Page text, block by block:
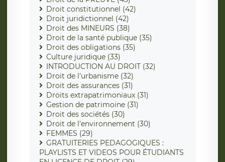
Droit constitutionnel (42)
Droit juridictionnel (42)
Droit des MINEURS (38)
Droit de la santé publique (35)
Droit des obligations (35)
Culture juridique (33)
INTRODUCTION AU DROIT (32)
Droit de l'urbanisme (32)
Droit des assurances (31)
Droits extrapatrimoniaux (31)
Gestion de patrimoine (31)
Droit des sociétés (30)
Droit de l'environnement (30)
FEMMES (29)
GRATUITERIES PEDAGOGIQUES :
PLAYLISTS ET VIDEOS POUR ÉTUDIANTS